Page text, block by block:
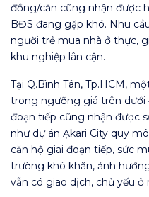
đồng/căn cũng nhận được
BĐS đang gặp khó. Nhu
người trẻ mua nhà ở thực,
khu nghiệp lân cận.
Tại Q.Bình Tân, Tp.HCM,
trong ngưỡng giá trên dưới
đoạn tiếp cũng nhận được
như dự án Ạkari City quy
căn hộ giai đoạn tiếp, sức
trường khó khăn, ảnh
vẫn có giao dịch, chủ yếu